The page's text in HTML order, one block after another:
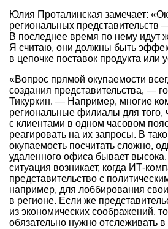
Юлия Проталинская замечает:
региональных
В последнее время по нему идут
Я считаю, они должны быть
в цепочке поставок продукта или
«Вопрос прямой окупаемости
создания представительства, —
Тикуркин. — Например, многие
региональные филиалы для того,
с клиентами в одном часовом
реагировать на их запросы. В
окупаемость посчитать сложно,
удаленного офиса бывает
ситуация возникает, когда ИТ-
представительство с
например, для лоббирования
в регионе. Если же
из экономических соображений,
обязательно нужно отслеживать